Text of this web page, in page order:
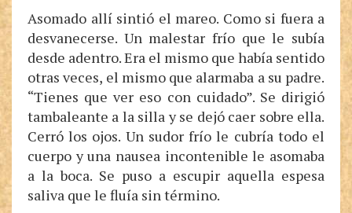
Asomado allí sintió el mareo. Como si fuera a
desvanecerse. Un malestar frío que le subía
desde adentro. Era el mismo que había sentido
otras veces, el mismo que alarmaba a su padre.
“Tienes que ver eso con cuidado”. Se dirigió
tambaleante a la silla y se dejó caer sobre ella.
Cerró los ojos. Un sudor frío le cubría todo el
cuerpo y una nausea incontenible le asomaba
a la boca. Se puso a escupir aquella espesa
saliva que le fluía sin término.